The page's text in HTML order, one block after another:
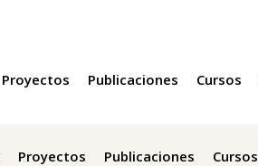
Proyectos Publicaciones Cursos
Proyectos Publicaciones Cursos